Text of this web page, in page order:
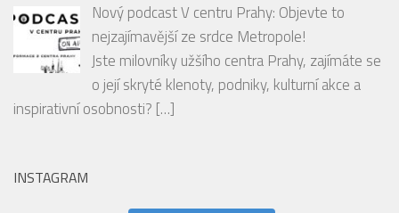
Nový podcast V centru Prahy: Objevte to
nejzajímavější ze srdce Metropole!
Jste milovníky užšího centra Prahy, zajímáte se
o její skryté klenoty, podniky, kulturní akce a
inspirativní osobnosti? […]
INSTAGRAM